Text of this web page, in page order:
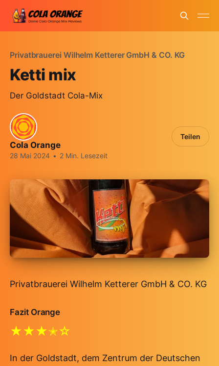
Privatbrauerei Wilhelm Ketterer GmbH & CO. KG
Ketti mix
Der Goldstadt Cola-Mix
Cola Orange
28 Mai 2024 • 2 Min. Lesezeit
Teilen
Privatbrauerei Wilhelm Ketterer GmbH & CO. KG
Fazit Orange
★★★✭☆
In der Goldstadt, dem Zentrum der Deutschen